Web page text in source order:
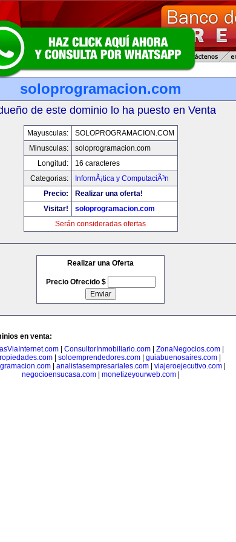
soloprogramacion.com
de este dominio lo ha puesto en Venta
Mayusculas:
SOLOPROGRAMACION.COM
Minusculas:
soloprogramacion.com
Longitud:
16 caracteres
Categorias:
InformÃ¡tica y ComputaciÃ³n
Precio:
Realizar una oferta!
Visitar!
soloprogramacion.com
Serán consideradas ofertas
Realizar una Oferta
Precio Ofrecido $
en venta:
ConsultorInmobiliario.com ZonaNegocios.com
soloemprendedores.com guiabuenosaires.com
analistasempresariales.com viajeroejecutivo.com
negocioensucasa.com| monetizeyourweb.com|